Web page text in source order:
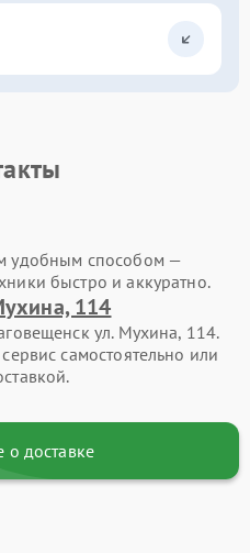
удобным способом —
быстро и аккуратно.
114
ул. Мухина, 114.
самостоятельно или
доставке